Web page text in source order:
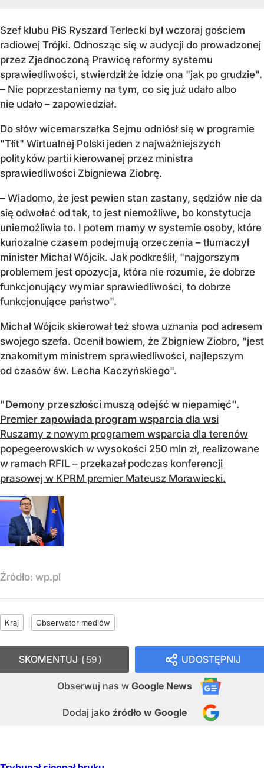
Szef klubu PiS Ryszard Terlecki był wczoraj gościem
radiowej Trójki. Odnosząc się w audycji do prowadzonej
przez Zjednoczoną Prawicę reformy systemu
sprawiedliwości, stwierdził że idzie ona "jak po grudzie".
– Nie poprzestaniemy na tym, co się już udało albo
nie udało – zapowiedział.
Do słów wicemarszałka Sejmu odniósł się w programie
"Tłit" Wirtualnej Polski jeden z najważniejszych
polityków partii kierowanej przez ministra
sprawiedliwości Zbigniewa Ziobrę.
– Wiadomo, że jest pewien stan zastany, sędziów nie da
się odwołać od tak, to jest niemożliwe, bo konstytucja
uniemożliwia to. I potem mamy w systemie osoby, które
kuriozalne czasem podejmują orzeczenia – tłumaczył
minister Michał Wójcik. Jak podkreślił, "najgorszym
problemem jest opozycja, która nie rozumie, że dobrze
funkcjonujący wymiar sprawiedliwości, to dobrze
funkcjonujące państwo".
Michał Wójcik skierował też słowa uznania pod adresem
swojego szefa. Ocenił bowiem, że Zbigniew Ziobro, "jest
znakomitym ministrem sprawiedliwości, najlepszym
od czasów św. Lecha Kaczyńskiego".
"Demony przeszłości muszą odejść w niepamięć".
Premier zapowiada program wsparcia dla wsi
Ruszamy z nowym programem wsparcia dla terenów
popegeerowskich w wysokości 250 mln zł, realizowane
w ramach RFIL – przekazał podczas konferencji
prasowej w KPRM premier Mateusz Morawiecki.
Źródło: wp.pl
Kraj Obserwator mediów
UDOSTĘPNIJ
Obserwuj nas w Google News
Dodaj jako źródło w Google
SKOMENTUJ 59